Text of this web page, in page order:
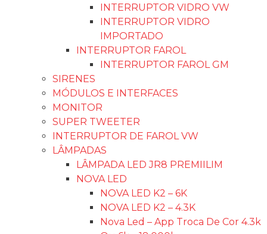
INTERRUPTOR VIDRO VW
INTERRUPTOR VIDRO
IMPORTADO
INTERRUPTOR FAROL
INTERRUPTOR FAROL GM
SIRENES
MÓDULOS E INTERFACES
MONITOR
SUPER TWEETER
INTERRUPTOR DE FAROL VW
LÂMPADAS
LÂMPADA LED JR8 PREMIILIM
NOVA LED
NOVA LED K2 – 6K
NOVA LED K2 – 4.3K
Nova Led – App Troca De Cor 4.3k